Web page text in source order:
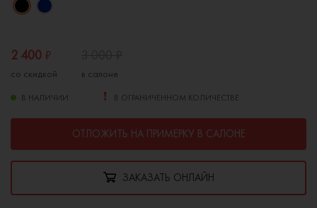
2 400 ₽
со скидкой в салоне
В НАЛИЧИИ В ОГРАНИЧЕННОМ КОЛИЧЕСТВЕ
ОТЛОЖИТЬ НА ПРИМЕРКУ В САЛОНЕ
ЗАКАЗАТЬ ОНЛАЙН